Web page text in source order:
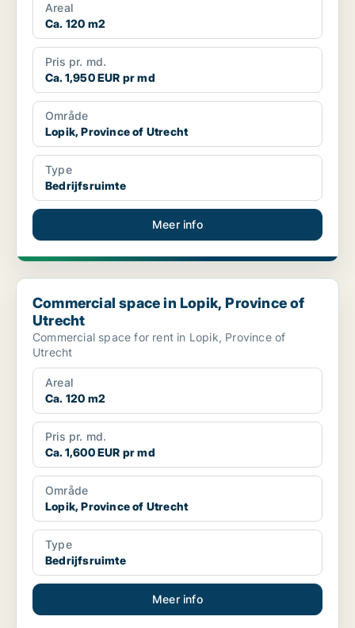
Areal
Ca. 120 m2
Pris pr. md.
Ca. 1,950 EUR pr md
Område
Lopik, Province of Utrecht
Type
Bedrijfsruimte
Meer info
Commercial space in Lopik, Province of Utrecht
Commercial space in Lopik, Province of
Utrecht
Commercial space for rent in Lopik, Province of
Utrecht
Areal
Ca. 120 m2
Pris pr. md.
Ca. 1,600 EUR pr md
Område
Lopik, Province of Utrecht
Type
Bedrijfsruimte
Meer info